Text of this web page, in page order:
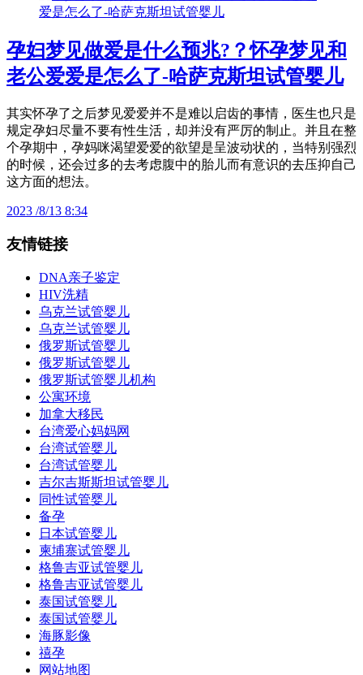
孕妇梦见做爱是什么预兆?？怀孕梦见和
老公爱爱是怎么了-哈萨克斯坦试管婴儿
其实怀孕了之后梦见爱爱并不是难以启齿的事情，医生也只是
规定孕妇尽量不要有性生活，却并没有严厉的制止。并且在整
个孕期中，孕妈咪渴望爱爱的欲望是呈波动状的，当特别强烈
的时候，还会过多的去考虑腹中的胎儿而有意识的去压抑自己
这方面的想法。
2023 /8/13 8:34
友情链接
DNA亲子鉴定
HIV洗精
乌克兰试管婴儿
乌克兰试管婴儿
俄罗斯试管婴儿
俄罗斯试管婴儿
俄罗斯试管婴儿机构
公寓环境
加拿大移民
台湾爱心妈妈网
台湾试管婴儿
台湾试管婴儿
吉尔吉斯斯坦试管婴儿
同性试管婴儿
备孕
日本试管婴儿
柬埔寨试管婴儿
格鲁吉亚试管婴儿
格鲁吉亚试管婴儿
泰国试管婴儿
泰国试管婴儿
海豚影像
禧孕
网站地图